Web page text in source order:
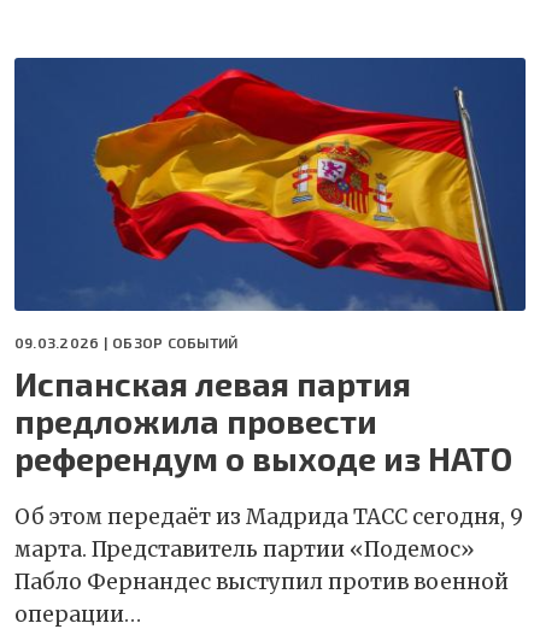
09.03.2026 | ОБЗОР СОБЫТИЙ
Испанская левая партия
предложила провести
референдум о выходе из НАТО
Об этом передаёт из Мадрида ТАСС сегодня, 9
марта. Представитель партии «Подемос»
Пабло Фернандес выступил против военной
операции…